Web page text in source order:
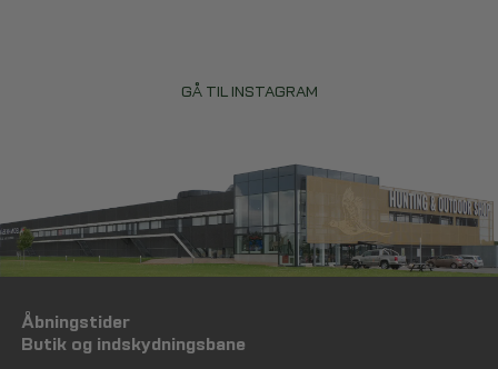
Hos Huntinglife finder du et udvalg af campingstole, outdoorstole,
klapstole og festivalstole til forskellige behov. Uanset om du skal
bruge en stol til tur, camping eller afslapning i haven, kan du finde en
løsning, der passer til dit behov.
GÅ TIL INSTAGRAM
Åbningstider
Butik og indskydningsbane